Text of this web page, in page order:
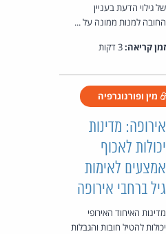
של גילוי הדעת בעניין
החובה למנות ממונה על ...
זמן קריאה:
מין ופורנוגרפיה
אירופה: מדינות
יכולות לאכוף
אמצעים לאימות
גיל ברחבי אירופה
מדינות האיחוד האירופי
יכולות להטיל חובות והגבלות